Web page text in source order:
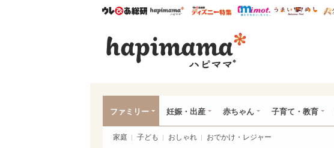
ウレぴあ総研ハピママ* ウレぴあ総研 ディズニ
mimot. う
ファミリー 妊娠・出産 赤ちゃん 子育て・教育
家庭 子ども おしゃれ おでかけ・レジャー